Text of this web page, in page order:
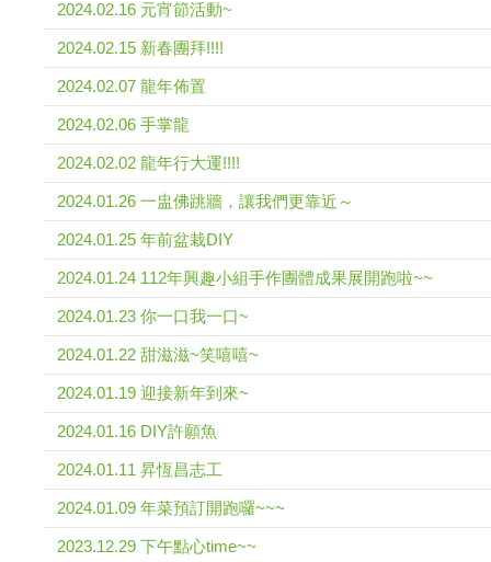
2024.02.16 元宵節活動~
2024.02.15 新春團拜!!!!
2024.02.07 龍年佈置
2024.02.06 手掌龍
2024.02.02 龍年行大運!!!!
2024.01.26 一盅佛跳牆，讓我們更靠近～
2024.01.25 年前盆栽DIY
2024.01.24 112年興趣小組手作團體成果展開跑啦~~
2024.01.23 你一口我一口~
2024.01.22 甜滋滋~笑嘻嘻~
2024.01.19 迎接新年到來~
2024.01.16 DIY許願魚
2024.01.11 昇恆昌志工
2024.01.09 年菜預訂開跑囉~~~
2023.12.29 下午點心time~~